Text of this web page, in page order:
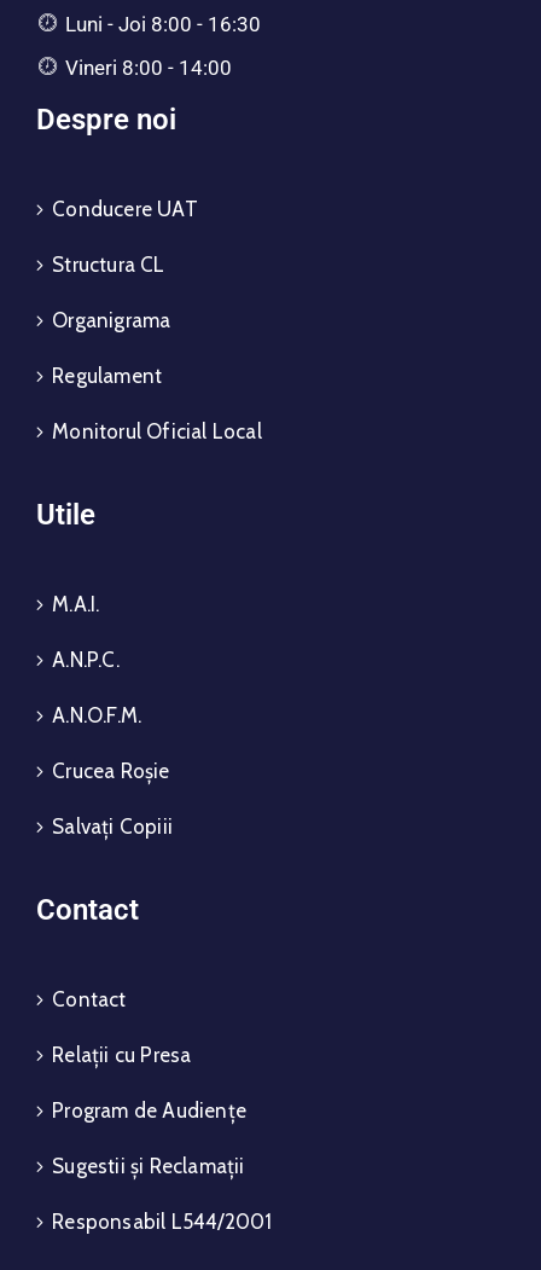
Luni - Joi 8:00 - 16:30
Vineri 8:00 - 14:00
Despre noi
Conducere UAT
Structura CL
Organigrama
Regulament
Monitorul Oficial Local
Utile
M.A.I.
A.N.P.C.
A.N.O.F.M.
Crucea Roșie
Salvați Copiii
Contact
Contact
Relații cu Presa
Program de Audiențe
Sugestii și Reclamații
Responsabil L544/2001